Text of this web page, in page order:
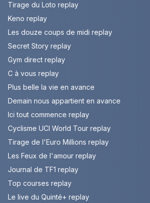
Tirage du Loto replay
Keno replay
Les douze coups de midi replay
Secret Story replay
Gym direct replay
C à vous replay
Plus belle la vie en avance
Demain nous appartient en avance
Ici tout commence replay
Cyclisme UCI World Tour replay
Tirage de l'Euro Millions replay
Les Feux de l'amour replay
Journal de TF1 replay
Top courses replay
Le live du Quinté+ replay